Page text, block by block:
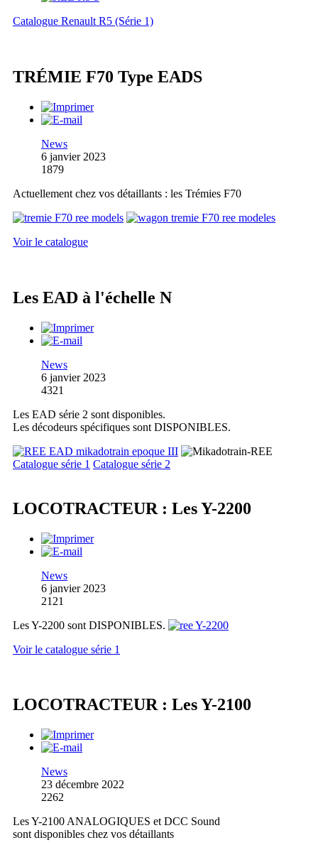
Catalogue Renault R5 (Série 1)
TRÉMIE F70 Type EADS
News
6 janvier 2023
1879
Actuellement chez vos détaillants : les Trémies F70
Voir le catalogue
Les EAD à l'échelle N
News
6 janvier 2023
4321
Les EAD série 2 sont disponibles.
Les décodeurs spécifiques sont DISPONIBLES.
Catalogue série 1 Catalogue série 2
LOCOTRACTEUR : Les Y-2200
News
6 janvier 2023
2121
Les Y-2200 sont DISPONIBLES.
Voir le catalogue série 1
LOCOTRACTEUR : Les Y-2100
News
23 décembre 2022
2262
Les Y-2100 ANALOGIQUES et DCC Sound
sont disponibles chez vos détaillants